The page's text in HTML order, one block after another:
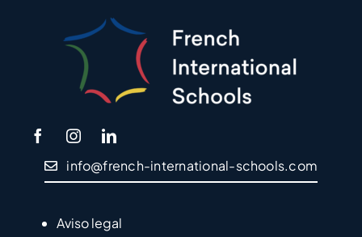
info@french-international-schools.com
Aviso legal